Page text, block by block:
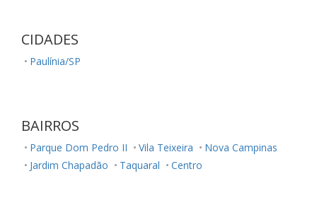
CIDADES
Paulínia/SP
BAIRROS
Parque Dom Pedro II Vila Teixeira
Nova Campinas
Jardim Chapadão
Taquaral Centro